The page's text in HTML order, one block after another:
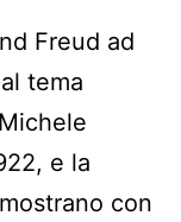
Freud ad
tema
e la
con